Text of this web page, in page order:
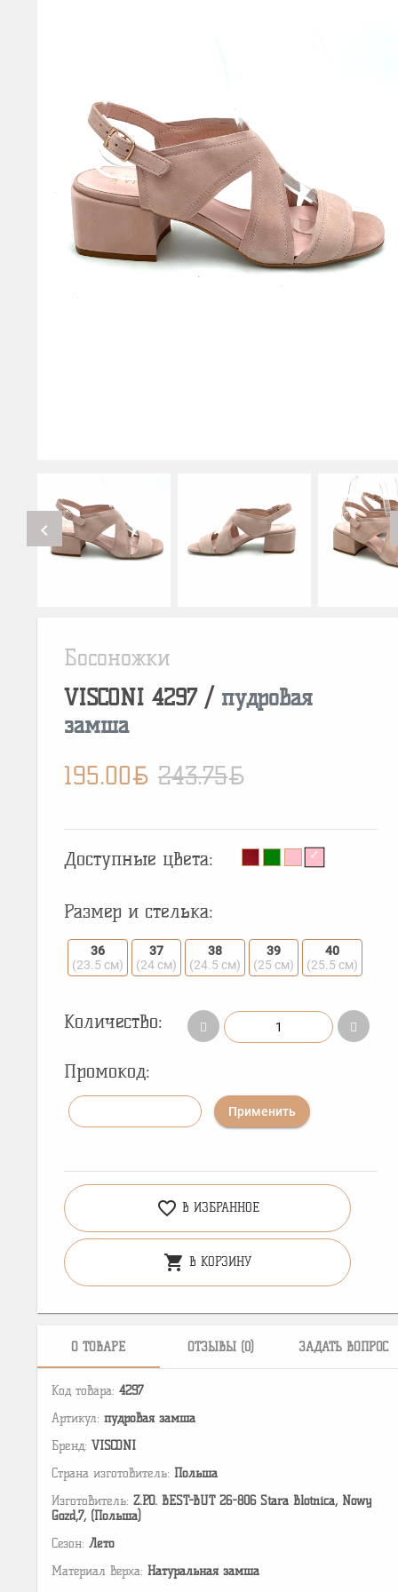
chevron_left
Босоножки
VISCONI 4297/ пудровая
замша
195.00BYN 243.75BYN
Доступные цвета:
Размер и стелька:
36
(23.5 см)
37
(24 см)
38
(24.5 см)
39
(25 см)
40
(25.5 см)
Количество:
Промокод:
Применить
favorite_border В ИЗБРАННОЕ
shopping_cart В КОРЗИНУ
О ТОВАРЕ ОТЗЫВЫ (0) ЗАДАТЬ ВОПРОС
Код товара: 4297
Артикул: пудровая замша
Бренд: VISCONI
Страна изготовитель: Польша
Изготовитель: Z.P.O. BEST-BUT 26-806 Stara Blotnica, Nowy
Gozd,7, (Польша)
Сезон: Лето
Материал верха: Натуральная замша